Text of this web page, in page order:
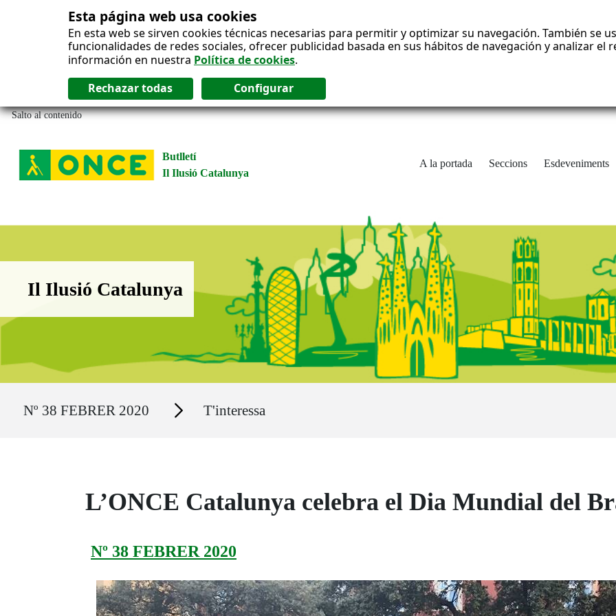
Esta página web usa cookies
En esta web se sirven cookies técnicas necesarias para permitir y optimizar su navegación. También se
funcionalidades de redes sociales, ofrecer publicidad basada en sus hábitos de navegación y analizar
información en nuestra Política de cookies.
Salto al contenido
Butlletí
Il Ilusió Catalunya
A la portada Seccions Esdeveniments
Boletín Il·lusió Catalunya
Il Ilusió Catalunya
Nº 38 FEBRER 2020 Secciones T'interessa
L’ONCE Catalunya celebra el Dia Mundial del
Nº 38 FEBRER 2020